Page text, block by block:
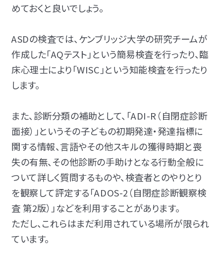
めておくと良いでしょう。
ASDの検査では、ケンブリッジ大学の研究チームが
作成した「AQテスト」という簡易検査を行ったり、臨
床心理士により「WISC」という知能検査を行ったり
します。
また、診断分類の補助として、「ADI-R（自閉症診断
面接）」というその子どもの初期発達・発達指標に
関する情報、言語やその他スキルの獲得時期と喪
失の有無、その他診断の手助けとなる行動全般に
ついて詳しく質問するものや、検査者とのやりとり
を観察して評定する「ADOS-2（自閉症診断観察検
査 第2版）」などを利用することがあります。
ただし、これらはまだ利用されている場所が限られ
ています。